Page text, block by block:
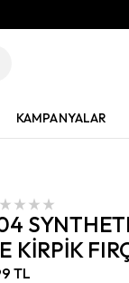
KAMPANYALAR
KİRPİK
TL